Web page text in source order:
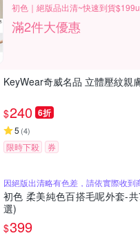
初色｜絕版品出清~快速到貨
滿2件大優惠
KeyWear奇威名品 立體壓紋親
$240 6折
5 (4)
限時下殺 券
因絕版出清略有色差，請依實際收到
初色 柔美純色百搭毛呢外套-
選)
$399